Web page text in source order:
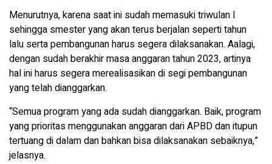
Menurutnya, karena saat ini sudah memasuki triwulan I
sehingga smester yang akan terus berjalan seperti tahun
lalu serta pembangunan harus segera dilaksanakan. Aalagi,
dengan sudah berakhir masa anggaran tahun 2023, artinya
hal ini harus segera merealisasikan di segi pembangunan
yang telah dianggarkan.
“Semua program yang ada sudah dianggarkan. Baik, program
yang prioritas menggunakan anggaran dari APBD dan itupun
tertuang di dalam dan bahkan bisa dilaksanakan sebaiknya,”
jelasnya.